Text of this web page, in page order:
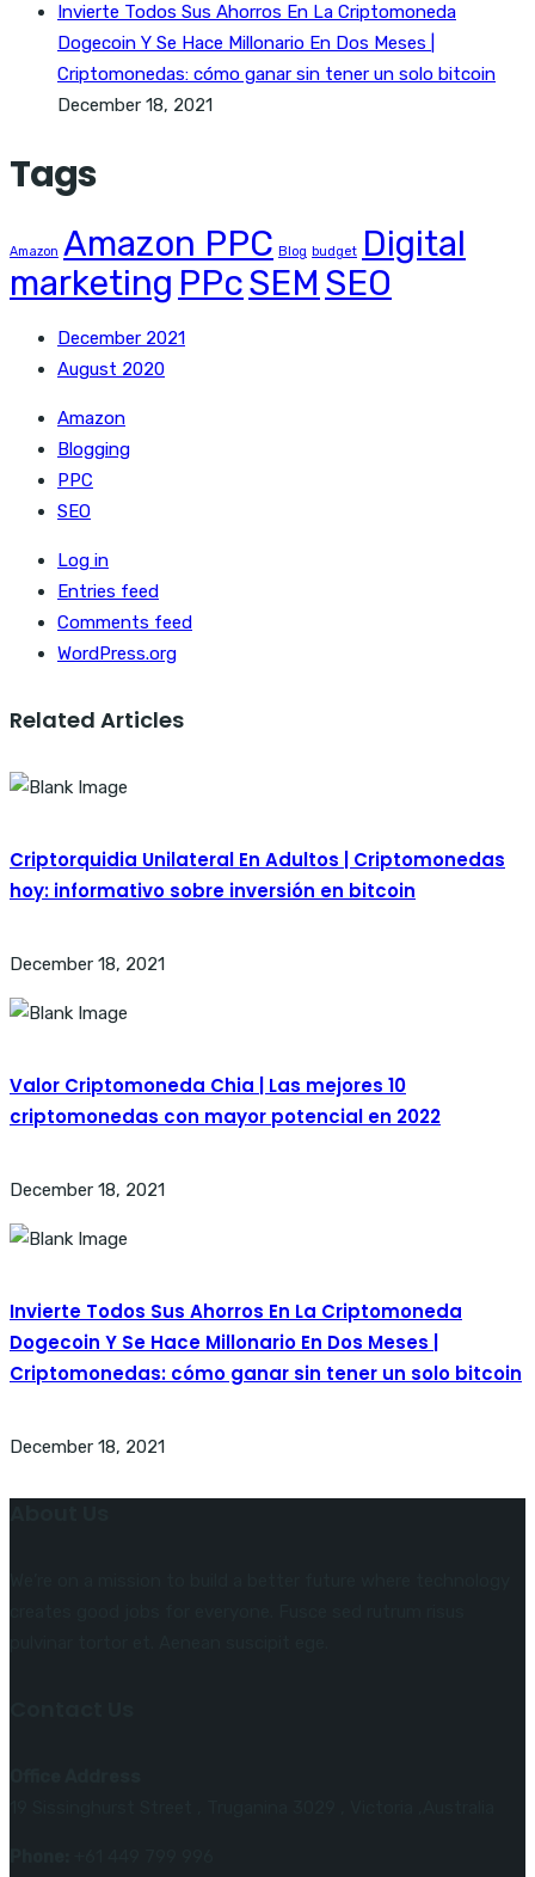
Invierte Todos Sus Ahorros En La Criptomoneda
Dogecoin Y Se Hace Millonario En Dos Meses |
Criptomonedas: cómo ganar sin tener un solo bitcoin
December 18, 2021
Tags
Amazon Amazon PPC Blog budget Digital
marketing PPcSEM SEO
December 2021
August 2020
Amazon
Blogging
PPC
SEO
Log in
Entries feed
Comments feed
WordPress.org
Related Articles
Criptorquidia Unilateral En Adultos | Criptomonedas
hoy: informativo sobre inversión en bitcoin
December 18, 2021
Valor Criptomoneda Chia | Las mejores 10
criptomonedas con mayor potencial en 2022
December 18, 2021
Invierte Todos Sus Ahorros En La Criptomoneda
Dogecoin Y Se Hace Millonario En Dos Meses |
Criptomonedas: cómo ganar sin tener un solo bitcoin
December 18, 2021